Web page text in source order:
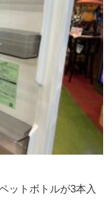
ットボトルが3本入